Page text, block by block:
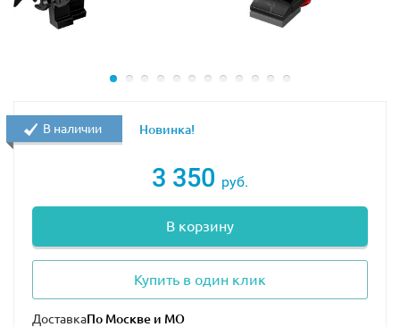
3 350 руб.
В корзину
Купить в один клик
Доставка
В наличии Новинка!